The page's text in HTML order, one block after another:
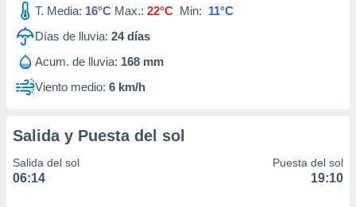
1199
T. Media: 16°C Max.: 22°C Min: 11°C
Días de lluvia: 24días
Acum. de lluvia: 168 mm
Viento medio: 6 km/h
Salida y Puesta del sol
Salida del sol
06:14
Puesta del sol
19:10